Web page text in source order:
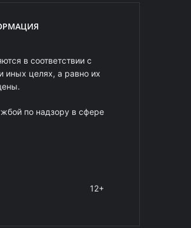
в соответствии с
иных целях, а равно их
по надзору в сфере
12+